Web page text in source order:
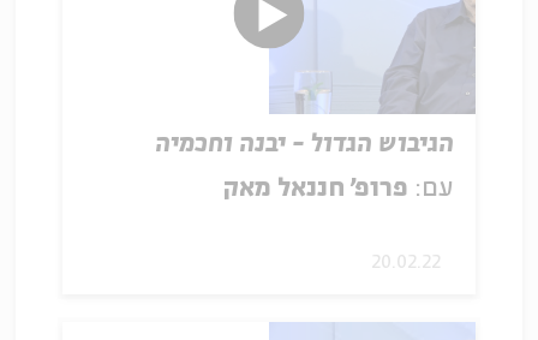
הגיבוש הגדול - יבנה וחכמיה
עם: פרופ' חננאל מאק
20.02.22